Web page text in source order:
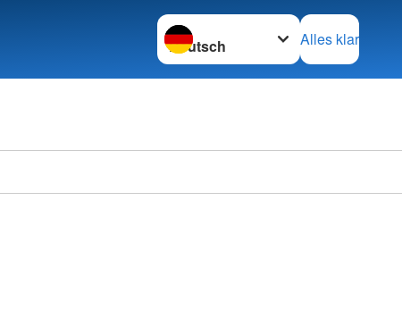
Sprache wechseln zu
Alles klar